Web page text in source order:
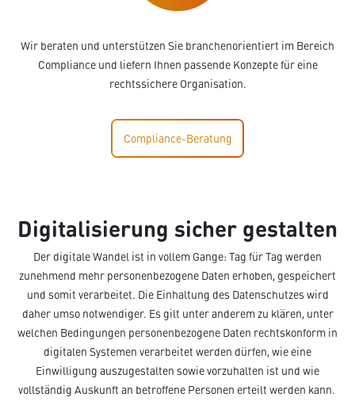
Wir beraten und unterstützen Sie branchenorientiert im Bereich
Compliance und liefern Ihnen passende Konzepte für eine
rechtssichere Organisation.
Compliance-Beratung
Digitalisierung sicher gestalten
Der digitale Wandel ist in vollem Gange: Tag für Tag werden
zunehmend mehr personenbezogene Daten erhoben, gespeichert
und somit verarbeitet. Die Einhaltung des Datenschutzes wird
daher umso notwendiger. Es gilt unter anderem zu klären, unter
welchen Bedingungen personenbezogene Daten rechtskonform in
digitalen Systemen verarbeitet werden dürfen, wie eine
Einwilligung auszugestalten sowie vorzuhalten ist und wie
vollständig Auskunft an betroffene Personen erteilt werden kann.